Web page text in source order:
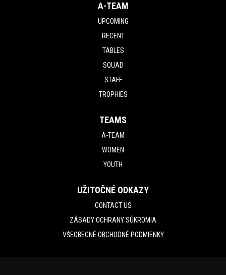
A-TEAM
UPCOMING
RECENT
TABLES
SQUAD
STAFF
TROPHIES
TEAMS
A-TEAM
WOMEN
YOUTH
UŽITOČNÉ ODKAZY
CONTACT US
ZÁSADY OCHRANY SÚKROMIA
VŠEOBECNÉ OBCHODNÉ PODMIENKY